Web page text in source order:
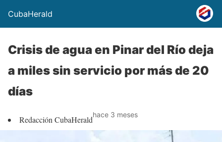
CubaHerald
Crisis de agua en Pinar del Río deja
a miles sin servicio por más de 20
días
Redacción CubaHeraldhace 3 meses